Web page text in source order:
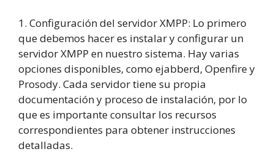
1. Configuración del servidor XMPP: Lo primero
que debemos hacer es instalar y configurar un
servidor XMPP en nuestro sistema. Hay varias
opciones disponibles, como ejabberd, Openfire y
Prosody. Cada servidor tiene su propia
documentación y proceso de instalación, por lo
que es importante consultar los recursos
correspondientes para obtener instrucciones
detalladas.